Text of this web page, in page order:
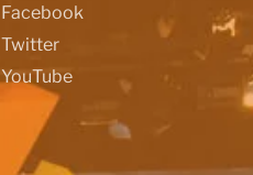
Facebook
Twitter
YouTube